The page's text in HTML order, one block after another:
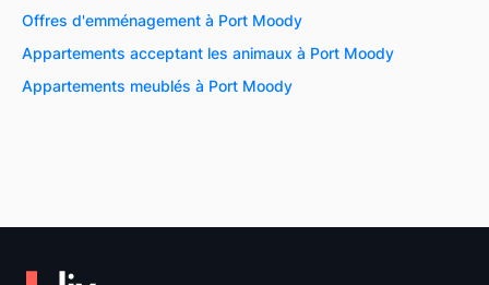
Offres d'emménagement à Port Moody
Appartements acceptant les animaux à Port Moody
Appartements meublés à Port Moody